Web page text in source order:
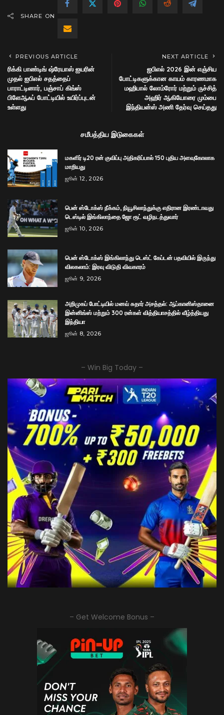
SHARE ON
PREVIOUS ARTICLE
ரிக்கி பாண்டிங் ஷ்ரேயாஸ் ஐயரின்
முதல் ஐபிஎல் சதத்தைப்
பாராட்டினார், பஞ்சாப் கிங்ஸ்
பிளேஆஃப் போட்டியில் உயிர்ப்புடன்
உள்ளது
NEXT ARTICLE
ஐபிஎல் 2026 இன் எஞ்சிய
போட்டிகளுக்கான காயம் காரணமாக
மஹிபால் லோம்ரோர் மற்றும் ருச்சித்
அஹிர் ஆகியோரை மும்பை
இந்தியன்ஸ் அணி தேர்வு செய்தது
சமீபத்திய இடுகைகள்
மகளிர் டி20 ரன் குவிப்பு அதிகரிப்பால் 150 புதிய அளவுகோலாக
மாறியது
ஜூன் 12, 2026
பென் ஸ்டோக்ஸ் நீக்கம், நியூசிலாந்துக்கு எதிரான இரண்டாவது
டெஸ்டில் இங்கிலாந்தை ஜோ ரூட் வழிநடத்துவார்
ஜூன் 10, 2026
பென் ஸ்டோக்ஸ் இங்கிலாந்து டெஸ்ட் கேப்டன் பதவியில் இருந்து
விலகலாம்: இரவு விடுதி விவகாரம்
ஜூன் 9, 2026
அறிமுகப் போட்டியில் மனவ் சுதார் அசத்தல்: ஆப்கானிஸ்தானை
இன்னிங்ஸ் மற்றும் 300 ரன்கள் வித்தியாசத்தில் வீழ்த்தியது
இந்தியா
ஜூன் 8, 2026
– Win Big Today –
– Get Welcome Bonus –